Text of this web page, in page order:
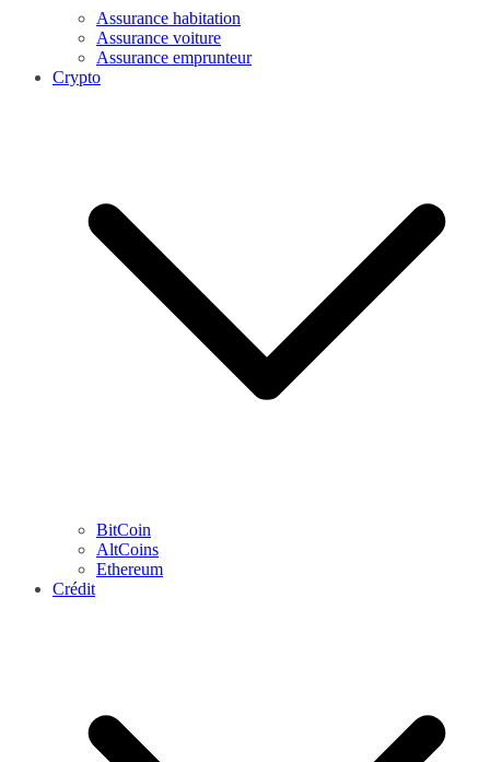
Assurance habitation
Assurance voiture
Assurance emprunteur
Crypto
BitCoin
AltCoins
Ethereum
Crédit